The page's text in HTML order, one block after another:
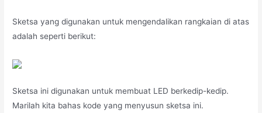
Sketsa yang digunakan untuk mengendalikan rangkaian di atas
adalah seperti berikut:
Sketsa ini digunakan untuk membuat LED berkedip-kedip.
Marilah kita bahas kode yang menyusun sketsa ini.